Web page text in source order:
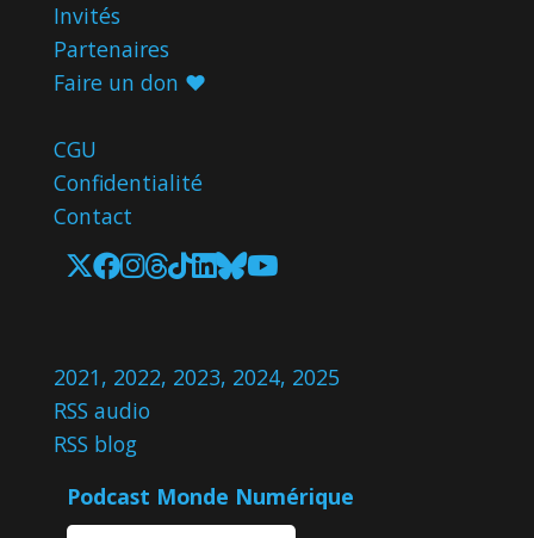
Invités
Partenaires
Faire un don ♥️
CGU
Confidentialité
Contact
2021, 2022, 2023, 2024, 2025
RSS audio
RSS blog
Podcast Monde Numérique